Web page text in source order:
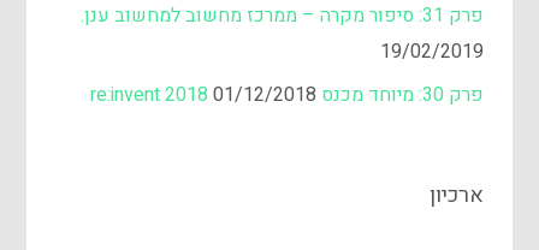
פרק 31: סיפור מקרה – ממרכז מחשוב למחשוב ענן.
19/02/2019
פרק 30: מיוחד מכנס re:invent 2018
01/12/2018
ארכיון